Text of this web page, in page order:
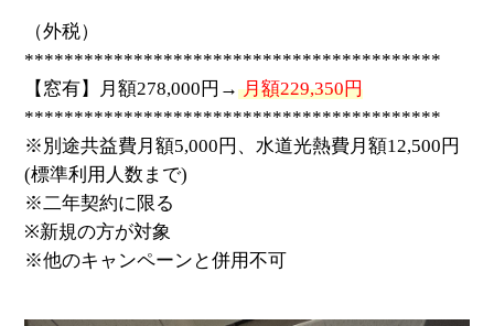
（外税）
******************************************
【窓有】月額278,000円→月額229,350円
******************************************
※別途共益費月額5,000円、水道光熱費月額12,500円
(標準利用人数まで)
※二年契約に限る
※新規の方が対象
※他のキャンペーンと併用不可